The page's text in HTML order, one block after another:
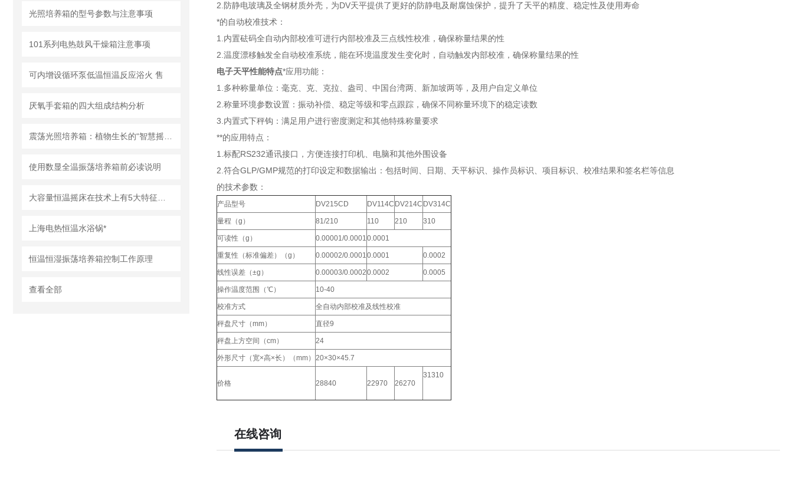
光照培养箱的型号参数与注意事项
101系列电热鼓风干燥箱注意事项
可内增设循环泵低温恒温反应浴火 售
厌氧手套箱的四大组成结构分析
使用数显全温振荡培养箱前必读说明
上海电热恒温水浴锅*
恒温恒湿振荡培养箱控制工作原理
查看全部
2.防静电玻璃及全钢材质外壳，为DV天平提供了更好的防静电及耐腐蚀保护，提升了天平的精度、稳定性及使用寿命
*的自动校准技术：
1.内置砝码全自动内部校准可进行内部校准及三点线性校准，确保称量结果的性
2.温度漂移触发全自动校准系统，能在环境温度发生变化时，自动触发内部校准，确保称量结果的性
电子天平性能特点*应用功能：
1.多种称量单位：毫克、克、克拉、盎司、中国台湾两、新加坡两等，及用户自定义单位
2.称量环境参数设置：振动补偿、稳定等级和零点跟踪，确保不同称量环境下的稳定读数
3.内置式下秤钩：满足用户进行密度测定和其他特殊称量要求
**的应用特点：
1.标配RS232通讯接口，方便连接打印机、电脑和其他外围设备
2.符合GLP/GMP规范的打印设定和数据输出：包括时间、日期、天平标识、操作员标识、项目标识、校准结果和签名栏等信息
的技术参数：
产品型号 DV215CD DV114C DV214C DV314C
量程（g） 81/210 110 210 310
可读性（g） 0.00001/0.00010.0001
重复性（标准偏差）（g） 0.00002/0.00010.0001 0.0002
线性误差（±g） 0.00003/0.00020.0002 0.0005
操作温度范围（℃） 10-40
校准方式 全自动内部校准及线性校准
秤盘尺寸（mm） 直径9
秤盘上方空间（cm） 24
外形尺寸（宽×高×长）（mm） 20×30×45.7
价格 28840 22970 26270
31310
在线咨询